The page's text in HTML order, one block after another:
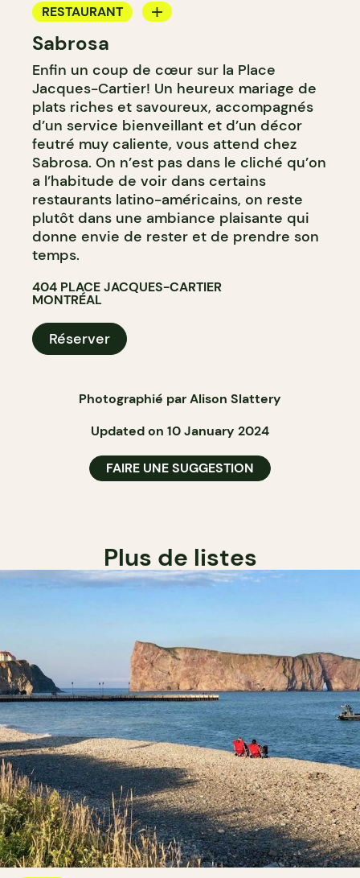
RESTAURANT
BAR
BAR À VIN
BAR À COCKTAIL
Sabrosa
Enfin un coup de cœur sur la Place
Jacques-Cartier! Un heureux mariage de
plats riches et savoureux, accompagnés
d’un service bienveillant et d’un décor
feutré muy caliente, vous attend chez
Sabrosa. On n’est pas dans le cliché qu’on
a l’habitude de voir dans certains
restaurants latino-américains, on reste
plutôt dans une ambiance plaisante qui
donne envie de rester et de prendre son
temps.
404 PLACE JACQUES-CARTIER
MONTRÉAL
Réserver
Photographié par Alison Slattery
Updated on 10 January 2024
FAIRE UNE SUGGESTION
Plus de listes